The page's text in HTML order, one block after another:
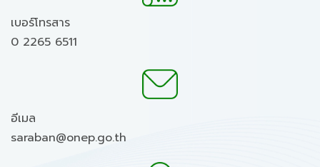
เบอร์โทรสาร
0 2265 6511
อีเมล
saraban@onep.go.th